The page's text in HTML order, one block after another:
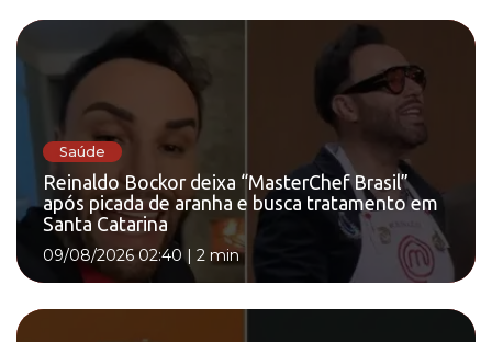
Saúde
Reinaldo Bockor deixa “MasterChef Brasil”
após picada de aranha e busca tratamento em
Santa Catarina
09/08/2026 02:40 | 2 min